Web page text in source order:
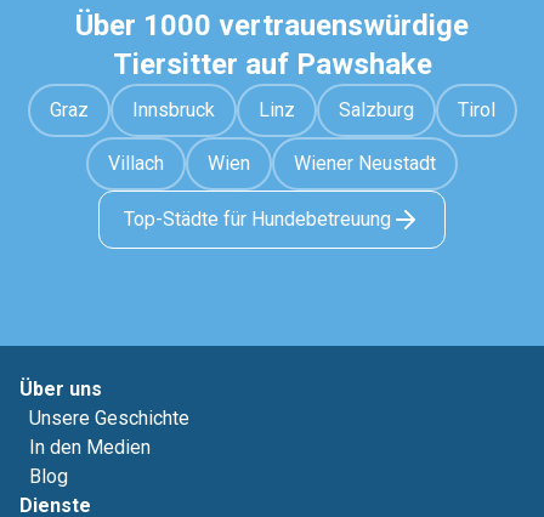
Über 1000 vertrauenswürdige
Tiersitter auf Pawshake
Graz Innsbruck Linz Salzburg Tirol
Villach Wien Wiener Neustadt
Top-Städte für Hundebetreuung
Über uns
Unsere Geschichte
In den Medien
Blog
Dienste